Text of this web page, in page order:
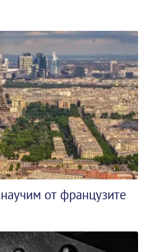
от французите